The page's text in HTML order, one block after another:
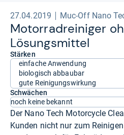
27.04.2019 Muc-Off Nano
Motor­radrei­ni­ger
Lösungs­mit­tel
Stärken
einfache Anwendung
biologisch abbaubar
gute Reinigungswirkung
Schwächen
noch keine bekannt
Der Nano Tech Motorcycle
Kunden nicht nur zum